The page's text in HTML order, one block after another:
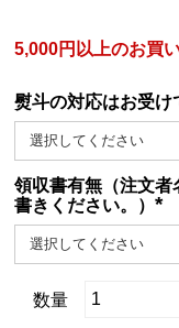
5,000円以上のお買
熨斗の対応はお受け
領収書有無（注文
書きください。）
(必